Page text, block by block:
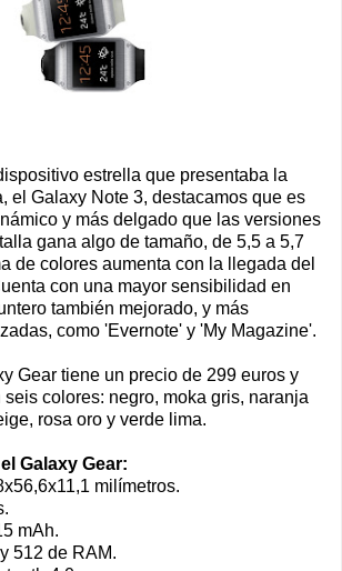
estrella que presentaba la
el Galaxy Note 3, destacamos que es
y más delgado que las versiones
gana algo de tamaño, de 5,5 a 5,7
de colores aumenta con la llegada del
con una mayor sensibilidad en
también mejorado, y más
como 'Evernote' y 'My Magazine'.
Gear tiene un precio de 299 euros y
colores: negro, moka gris, naranja
rosa oro y verde lima.
Galaxy Gear:
milímetros.
mAh.
512 de RAM.